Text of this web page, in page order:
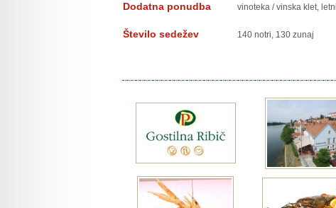
Dodatna ponudba vinoteka / vinska klet,
Število sedežev 140 notri, 130 zunaj